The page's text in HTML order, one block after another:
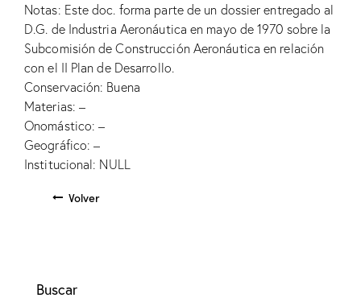
Notas: Este doc. forma parte de un dossier entregado al
D.G. de Industria Aeronáutica en mayo de 1970 sobre la
Subcomisión de Construcción Aeronáutica en relación
con el II Plan de Desarrollo.
Conservación: Buena
Materias: –
Onomástico: –
Geográfico: –
Institucional: NULL
Volver
Buscar